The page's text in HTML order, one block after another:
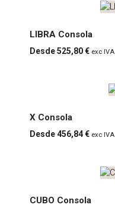
LIBRA Consola
525,80 € exc IVA
X Consola
456,84 € exc IVA
CUBO Consola